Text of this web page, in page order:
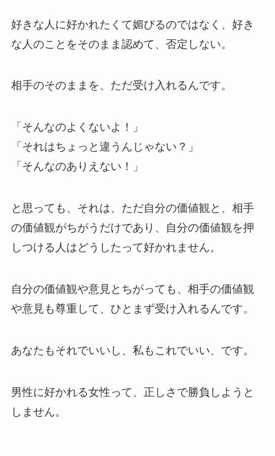
好きな人に好かれたくて媚びるのではなく、好き
な人のことをそのまま認めて、否定しない。
相手のそのままを、ただ受け入れるんです。
「そんなのよくないよ！」
「それはちょっと違うんじゃない？」
「そんなのありえない！」
と思っても、それは、ただ自分の価値観と、相手
の価値観がちがうだけであり、自分の価値観を押
しつける人はどうしたって好かれません。
自分の価値観や意見とちがっても、相手の価値観
や意見も尊重して、ひとまず受け入れるんです。
あなたもそれでいいし、私もこれでいい、です。
男性に好かれる女性って、正しさで勝負しようと
しません。